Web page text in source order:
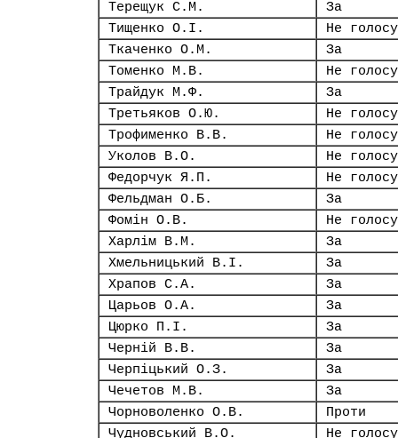
Терещук С.М.
За
Тищенко О.І.
Не
Ткаченко О.М.
За
Томенко М.В.
Не
Трайдук М.Ф.
За
Третьяков О.Ю.
Не
Трофименко В.В.
Не
Уколов В.О.
Не
Федорчук Я.П.
Не
Фельдман О.Б.
За
Фомін О.В.
Не
Харлім В.М.
За
Хмельницький В.І.
За
Храпов С.А.
За
Царьов О.А.
За
Цюрко П.І.
За
Черній В.В.
За
Черпіцький О.З.
За
Чечетов М.В.
За
Чорноволенко О.В.
Проти
Чудновський В.О.
Не